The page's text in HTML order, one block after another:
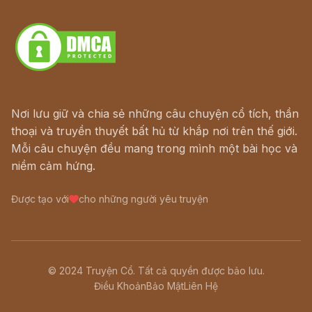
Nơi lưu giữ và chia sẻ những câu chuyện cổ tích, thần
thoại và truyền thuyết bất hủ từ khắp nơi trên thế giới.
Mỗi câu chuyện đều mang trong mình một bài học và
niềm cảm hứng.
Được tạo với cho những người yêu truyện
© 2024 Truyện Cổ. Tất cả quyền được bảo lưu.
Điều KhoảnBảo MậtLiên Hệ